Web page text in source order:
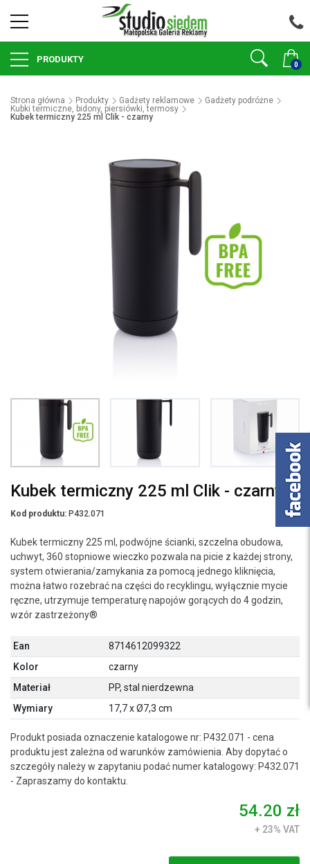
0
PRODUKTY
Strona główna Produkty Gadżety reklamowe
Gadżety podróżne
Kubki termiczne, bidony, piersiówki, termosy
Kubek termiczny 225 ml Clik - czarny
Kubek termiczny 225 ml Clik - czarny
Kod produktu: P432.071
Kubek termiczny 225 ml, podwójne ścianki, szczelna obudowa,
uchwyt, 360 stopniowe wieczko pozwala na picie z każdej strony,
system otwierania/zamykania za pomocą jednego kliknięcia,
można łatwo rozebrać na części do recyklingu, wyłącznie mycie
ręczne, utrzymuje temperaturę napojów gorących do 4 godzin,
wzór zastrzeżony®
Ean
8714612099322
Kolor
czarny
Materiał
PP, stal nierdzewna
Wymiary
17,7 x Ø7,3 cm
Produkt posiada oznaczenie katalogowe nr: P432.071 - cena
produktu jest zależna od warunków zamówienia. Aby dopytać o
szczegóły należy w zapytaniu podać numer katalogowy: P432.071
- Zapraszamy do kontaktu.
54.20 zł
+ 23% VAT